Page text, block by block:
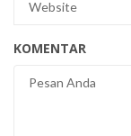
KOMENTAR